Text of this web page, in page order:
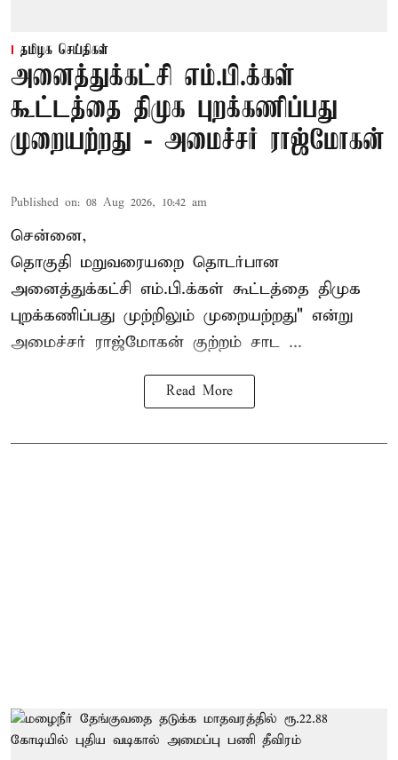
தமிழக செய்திகள்
அனைத்துக்கட்சி எம்.பி.க்கள்
கூட்டத்தை திமுக புறக்கணிப்பது
முறையற்றது - அமைச்சர் ராஜ்மோகன்
Published on: 08 Aug 2026, 10:42 am
சென்னை,
தொகுதி மறுவரையறை தொடர்பான
அனைத்துக்கட்சி எம்.பி.க்கள் கூட்டத்தை திமுக
புறக்கணிப்பது முற்றிலும் முறையற்றது" என்று
அமைச்சர் ராஜ்மோகன் குற்றம் சாட ...
Read More